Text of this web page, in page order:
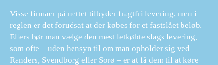
Visse firmaer på nettet tilbyder fragtfri levering, men i
reglen er det forudsat at der købes for et fastslået beløb.
Ellers bør man vælge den mest letkøbte slags levering,
som ofte – uden hensyn til om man opholder sig ved
Randers, Svendborg eller Sorø – er at få dem til at køre